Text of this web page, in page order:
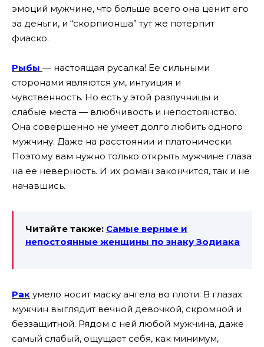
эмоций мужчине, что больше всего она ценит его
за деньги, и “скорпионша” тут же потерпит
фиаско.
Рыбы — настоящая русалка! Ее сильными
сторонами являются ум, интуиция и
чувственность. Но есть у этой разлучницы и
слабые места — влюбчивость и непостоянство.
Она совершенно не умеет долго любить одного
мужчину. Даже на расстоянии и платонически.
Поэтому вам нужно только открыть мужчине глаза
на ее неверность. И их роман закончится, так и не
начавшись.
Читайте также: Самые верные и
непостоянные женщины по знаку Зодиака
Рак умело носит маску ангела во плоти. В глазах
мужчин выглядит вечной девочкой, скромной и
беззащитной. Рядом с ней любой мужчина, даже
самый слабый, ощущает себя, как минимум,